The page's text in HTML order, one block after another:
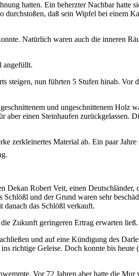
hatten. Ein beherzter Nachbar hatte
daß sein Wipfel bei einem
Natürlich waren auch die inneren
angefüllt.
steigen, nun führten 5 Stufen hinab. Vor
und ungeschnittenem Holz
einen Steinhaufen zurückgelassen.
zerkleinertes Material ab. Ein paar
Dekan Robert Veit, einen Deutschländer,
und der Grund waren sehr
danach das Schlößl verkauft.
Zukunft geringeren Ertrag erwarten ließ.
und auf eine Kündigung des
richtige Geleise. Doch konnte bis heute
Vor 72 Jahren aber hatte die Mur